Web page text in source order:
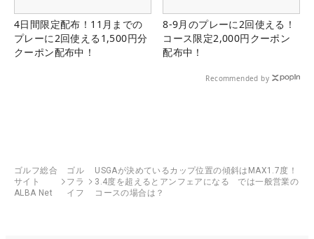
4日間限定配布！11月までの
プレーに2回使える1,500円分
クーポン配布中！
8-9月のプレーに2回使える！
コース限定2,000円クーポン
配布中！
Recommended by
ゴルフ総合
サイト
ALBA Net
ゴル
フラ
イフ
USGAが決めているカップ位置の傾斜はMAX1.7度！
3.4度を超えるとアンフェアになる では一般営業の
コースの場合は？